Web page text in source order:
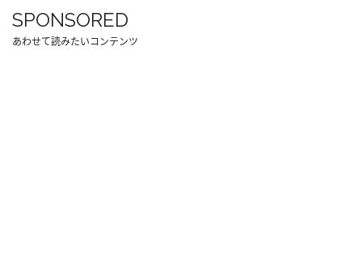
SPONSORED
あわせて読みたいコンテンツ